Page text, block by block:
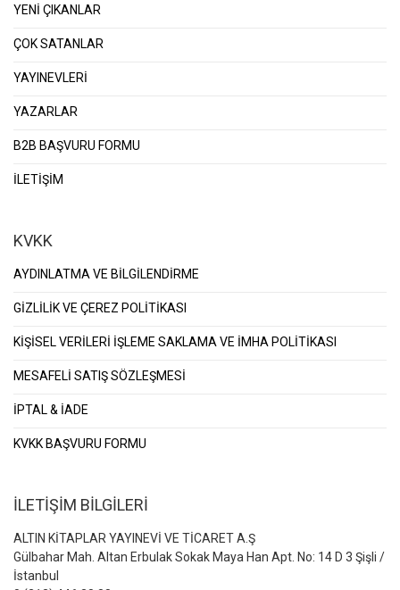
YENİ ÇIKANLAR
ÇOK SATANLAR
YAYINEVLERİ
YAZARLAR
B2B BAŞVURU FORMU
İLETİŞİM
KVKK
AYDINLATMA VE BİLGİLENDİRME
GİZLİLİK VE ÇEREZ POLİTİKASI
KİŞİSEL VERİLERİ İŞLEME SAKLAMA VE İMHA POLİTİKASI
MESAFELİ SATIŞ SÖZLEŞMESİ
İPTAL & İADE
KVKK BAŞVURU FORMU
İLETİŞİM BİLGİLERİ
ALTIN KİTAPLAR YAYINEVİ VE TİCARET A.Ş
Gülbahar Mah. Altan Erbulak Sokak Maya Han Apt. No: 14 D 3 Şişli /
İstanbul